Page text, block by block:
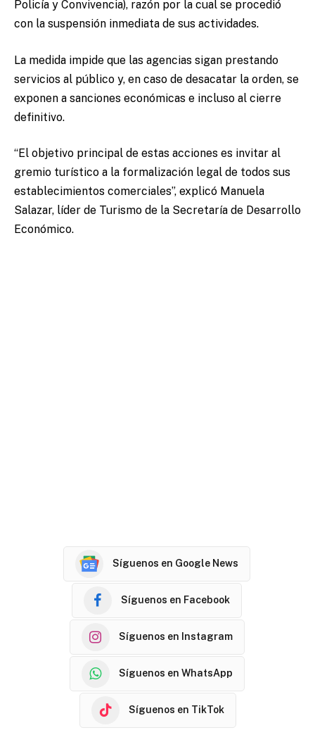
Policía y Convivencia), razón por la cual se procedió
con la suspensión inmediata de sus actividades.
La medida impide que las agencias sigan prestando
servicios al público y, en caso de desacatar la orden, se
exponen a sanciones económicas e incluso al cierre
definitivo.
“El objetivo principal de estas acciones es invitar al
gremio turístico a la formalización legal de todos sus
establecimientos comerciales”, explicó Manuela
Salazar, líder de Turismo de la Secretaría de Desarrollo
Económico.
Síguenos en Google News
Síguenos en Facebook
Síguenos en Instagram
Síguenos en WhatsApp
Síguenos en TikTok